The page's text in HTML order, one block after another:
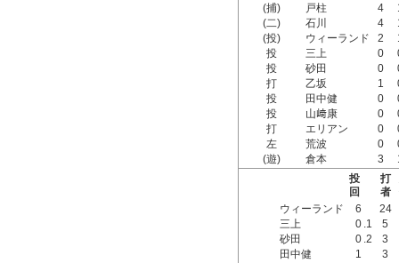
(捕)
戸柱 4
(二)
石川 4
(投)
ウィーランド 2
投
三上 0
投
砂田 0
打
乙坂 1
投
田中健 0
投
山﨑康 0
打
エリアン 0
左
荒波 0
(遊)
倉本 3
投
回
打
者
ウィーランド
6
24
三上
0 .1
5
砂田
0 .2
3
田中健
1
3